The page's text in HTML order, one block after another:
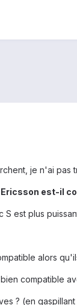
je n'ai pas
est-il
S est plus
alors
compatible
? (en